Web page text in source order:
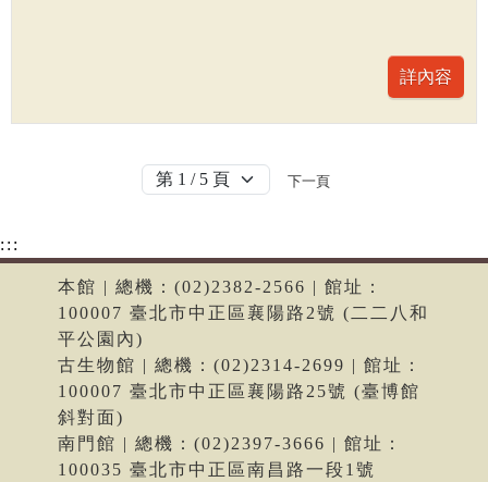
下一頁
:::
本館 | 總機：(02)2382-2566 | 館址：
100007 臺北市中正區襄陽路2號 (二二八和
平公園內)
古生物館 | 總機：(02)2314-2699 | 館址：
100007 臺北市中正區襄陽路25號 (臺博館
斜對面)
南門館 | 總機：(02)2397-3666 | 館址：
100035 臺北市中正區南昌路一段1號